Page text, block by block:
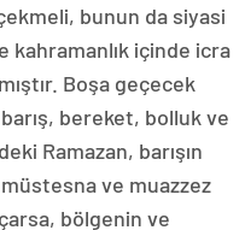
bunun da siyasi
kahramanlık içinde icra
Boşa geçecek
bereket, bolluk ve
Ramazan, barışın
ve muazzez
bölgenin ve